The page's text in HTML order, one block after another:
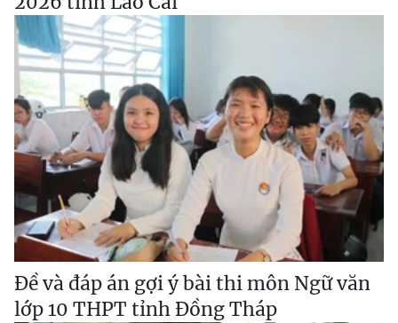
Đề và đáp án gợi ý bài thi môn Ngữ văn
lớp 10 THPT tỉnh Đồng Tháp